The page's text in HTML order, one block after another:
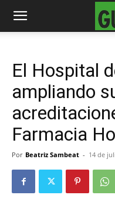
El Hospital
ampliando
Farmacia
Por Beatriz Sambeat - 14 de